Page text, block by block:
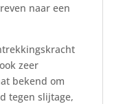
naar een
zeer
bekend om
tegen slijtage,